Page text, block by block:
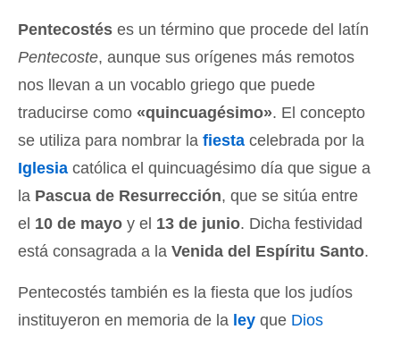
Pentecostés es un término que procede del latín
Pentecoste, aunque sus orígenes más remotos
nos llevan a un vocablo griego que puede
traducirse como «quincuagésimo». El concepto
se utiliza para nombrar la fiesta celebrada por la
Iglesia católica el quincuagésimo día que sigue a
la Pascua de Resurrección, que se sitúa entre
el 10 de mayo y el 13 de junio. Dicha festividad
está consagrada a la Venida del Espíritu Santo.
Pentecostés también es la fiesta que los judíos
instituyeron en memoria de la ley que Dios